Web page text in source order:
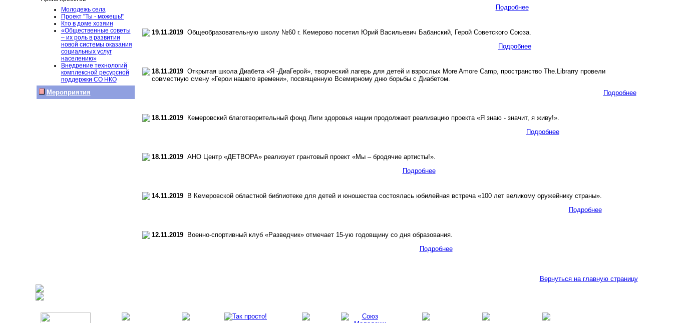
Молодежь села
Проект "Ты - можешь!"
Кто в доме хозяин
«Общественные советы
– их роль в развитии
новой системы оказания
социальных услуг
населению»
Внедрение технологий
комплексной ресурсной
поддержки СО НКО
Мероприятия
Подробнее
19.11.2019Общеобразовательную школу №60 г. Кемерово посетил Юрий Васильевич Бабанский, Герой Советского Союза.
Подробнее
18.11.2019Открытая школа Диабета «Я -ДиаГерой», творческий лагерь для детей и взрослых More Amore Camp, пространство The.Librarry провели
совместную смену «Герои нашего времени», посвященную Всемирному дню борьбы с Диабетом.
Подробнее
18.11.2019Кемеровский благотворительный фонд Лиги здоровья нации продолжает реализацию проекта «Я знаю - значит, я живу!».
Подробнее
18.11.2019АНО Центр «ДЕТВОРА» реализует грантовый проект «Мы – бродячие артисты!».
Подробнее
14.11.2019В Кемеровской областной библиотеке для детей и юношества состоялась юбилейная встреча «100 лет великому оружейнику страны».
Подробнее
12.11.2019Военно-спортивный клуб «Разведчик» отмечает 15-ую годовщину со дня образования.
Подробнее
Вернуться на главную страницу